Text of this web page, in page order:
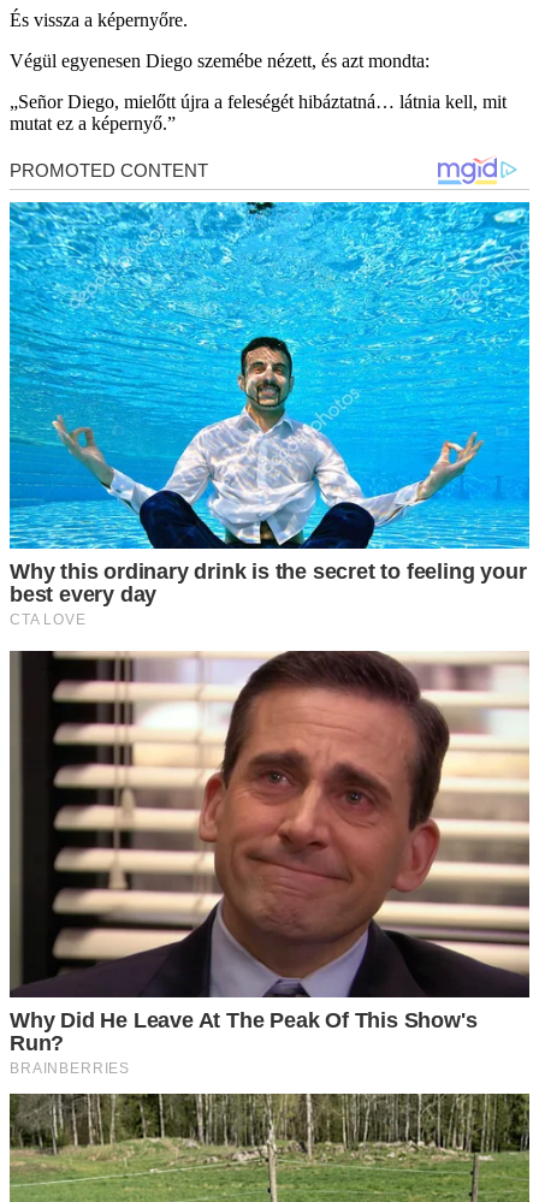
És vissza a képernyőre.
Végül egyenesen Diego szemébe nézett, és azt mondta:
„Señor Diego, mielőtt újra a feleségét hibáztatná… látnia kell, mit
mutat ez a képernyő.”